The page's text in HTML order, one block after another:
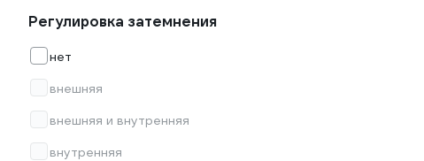
Регулировка затемнения
нет
внешняя
внешняя и внутренняя
внутренняя